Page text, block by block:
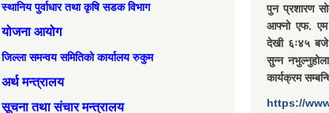
स्थानिय पुर्वाधार तथा कृषि सडक विभाग
योजना आयोग
जिल्ला समन्वय समितिको कार्यालय रुकुम
अर्थ मन्त्रालय
सूचना तथा संचार मन्त्रालय
पुन प्रशारण
आफ्नो एफ. एम
देखी ६ः४५ बजे
सुन्न
कार्यक्रम
https://